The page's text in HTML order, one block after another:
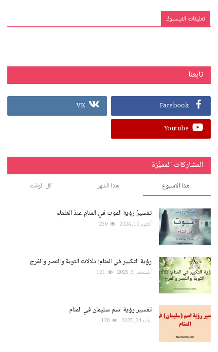
تعليقات الفيسبوك
تابعنا
Facebook
VK
Youtube
المشاركات المميَّزة
هذا الاسبوع هذا الشهر كل الوقت
تفسيرُ رؤيةِ الموتِ في المنامِ عندَ العلماءِ
أكتوبر 10, 2024 230
رؤية التكبير في المنام: دلالات التوبة والنصر والفرج
أغسطس 3, 2025 121
تفسير رؤية اسم سليمان في المنام
يوليو 24, 2025 120